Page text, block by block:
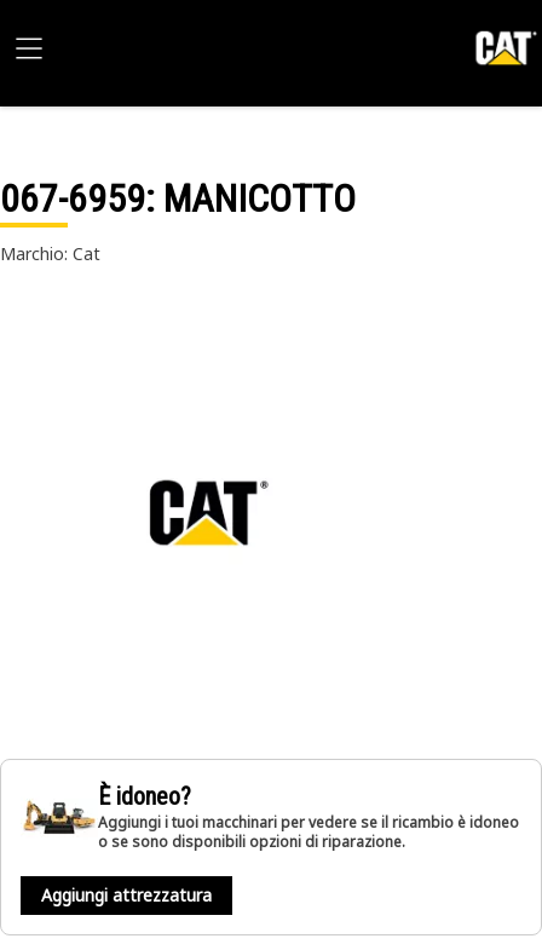
067-6959: MANICOTTO
Marchio: Cat
È idoneo?
Aggiungi i tuoi macchinari per vedere se il ricambio è idoneo
o se sono disponibili opzioni di riparazione.
Aggiungi attrezzatura